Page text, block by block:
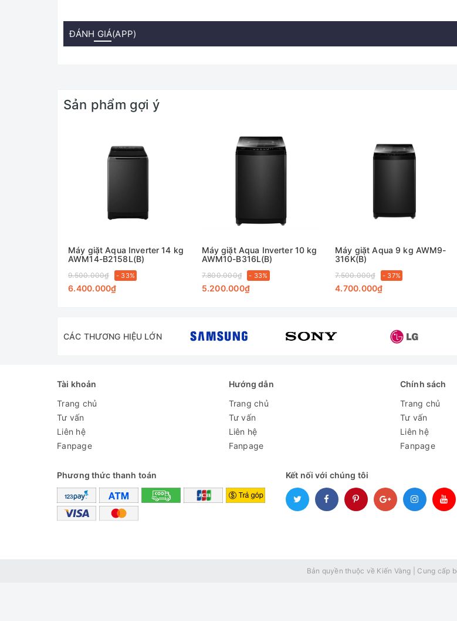
Giặt nhiều luồng nước phun MultiJet nhanh chóng đánh
Vắt cực khôhữu dụng cho những ngày mưa gió
Có tốc độ quay vắt ở mức 700 vòng/phút,máy giặt Aqua SanyoAQW-S80CT H2 sẽ hỗ trợ vắt
khô quần áo, đặc biệt hữu dụng vào những ngày mưa gió.
ĐÁNH GIÁ(APP)
Sản phẩm gợi ý
Máy giặt Aqua Inverter 14 kg
AWM14-B2158L(B)
9.500.000₫ - 33%
6.400.000₫
Máy giặt Aqua Inverter 10 kg
AWM10-B316L(B)
7.800.000₫ - 33%
5.200.000₫
Máy giặt Aqua 9 kg AWM9-
316K(B)
7.500.000₫ - 37%
4.700.000₫
CÁC THƯƠNG HIỆU LỚN
Tài khoản
Trang chủ
Tư vấn
Liên hệ
Fanpage
Hướng dẫn
Trang chủ
Tư vấn
Liên hệ
Fanpage
Chính sách
Trang chủ
Tư vấn
Liên hệ
Fanpage
Phương thức thanh toán Kết nối với chúng tôi
Bản quyền thuộc về Kiến Vàng Cung cấp